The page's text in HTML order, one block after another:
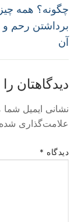
چگونه؟ همه
برداشتن رحم
آن
دیدگاهتان
نشانی ایمیل
علامت‌گذاری
دیدگاه *